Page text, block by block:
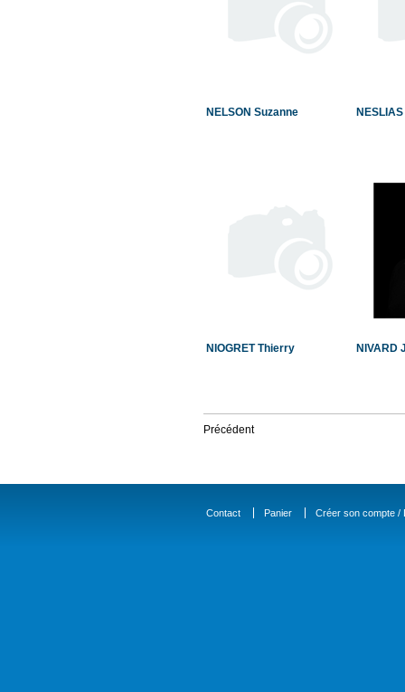
NELSON Suzanne
NIOGRET Thierry NIVARD
Précédent
Contact Panier Créer son compte /